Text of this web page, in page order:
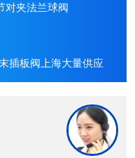
对夹法兰球阀
插板阀上海大量供应